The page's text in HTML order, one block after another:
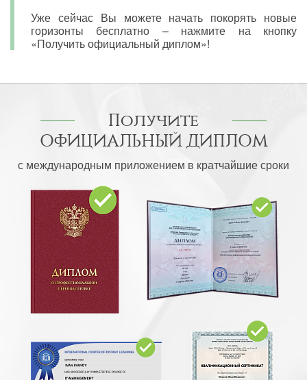
Уже сейчас Вы можете начать покорять новые
горизонты бесплатно – нажмите на кнопку
«Получить официальный диплом»!
Получите
ОФИЦИАЛЬНЫЙ ДИПЛОМ
с международным приложением в кратчайшие сроки